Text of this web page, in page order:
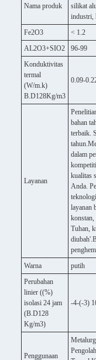
Nama produk
silikat
industri,
Fe2O3
< 1.2
AL2O3+SIO2
96-99
Konduktivitas
termal
(W/m.k)
B.D128Kg/m3
0.09-
Layanan
bahan
terbaik.
dalam
kualitas
Anda.
layanan
konstan,
Tuhan,
Warna
putih
Perubahan
linier ((%)
isolasi 24 jam
(B.D128
Kg/m3)
-4-(-3)
Penggunaan